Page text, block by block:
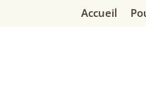
Accueil